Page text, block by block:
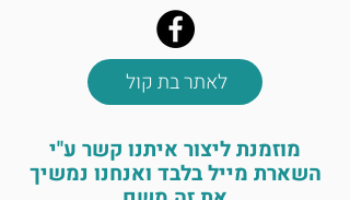
לאתר בת קול
מוזמנת ליצור איתנו קשר ע"י
השארת מייל בלבד ואנחנו נמשיך